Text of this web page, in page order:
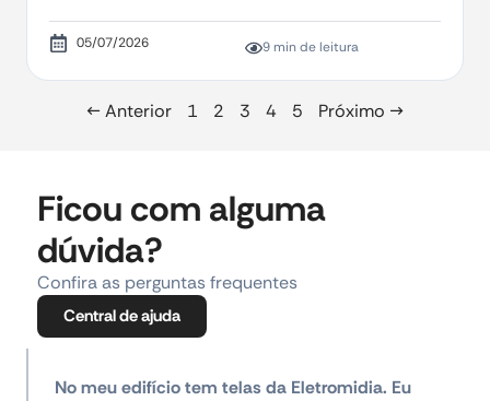
05/07/2026 9 min de leitura
← Anterior 1 2 3 4 5 Próximo →
Ficou com alguma
dúvida?
Confira as perguntas frequentes
Central de ajuda
No meu edifício tem telas da Eletromidia. Eu